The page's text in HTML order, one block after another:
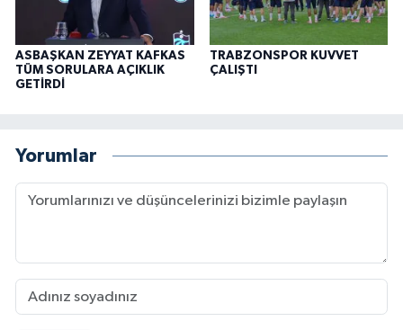
ASBAŞKAN ZEYYAT KAFKAS
TÜM SORULARA AÇIKLIK
GETİRDİ
TRABZONSPOR KUVVET
ÇALIŞTI
Yorumlar